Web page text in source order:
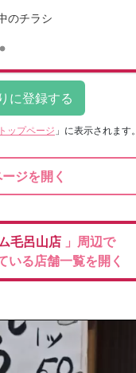
のチラシ
トップページ 」に表示されます。
ジを開く
毛呂山店 」周辺で
いる店舗一覧を開く